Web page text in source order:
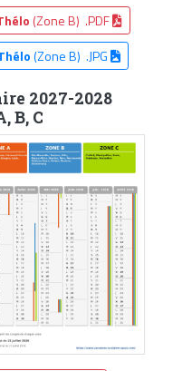
(Zone B) .PDF
(Zone B) .JPG
2027-2028
B, C